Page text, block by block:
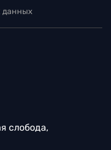
данных
слобода,